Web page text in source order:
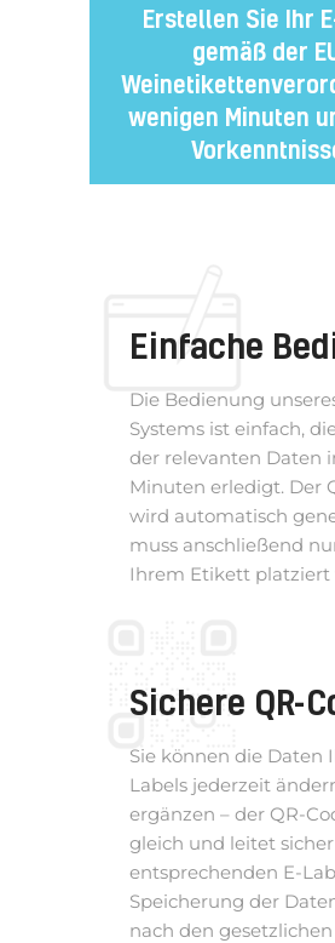
Erstellen Sie Ihr
gemäß der
wenigen Minuten
Einfache
Die Bedienung
Systems ist einfach,
der relevanten Daten
Minuten erledigt. Der
wird automatisch
muss anschließend
Ihrem Etikett platziert
Sichere QR-
Sie können die Daten
Labels jederzeit
ergänzen – der QR-
gleich und leitet
entsprechenden E-
Speicherung der
nach den gesetzlichen